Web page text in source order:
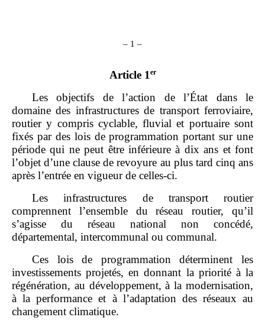
– 1 –
Article 1er
Les objectifs de l’action de l’État dans le
domaine des infrastructures de transport ferroviaire,
routier y compris cyclable, fluvial et portuaire sont
fixés par des lois de programmation portant sur une
période qui ne peut être inférieure à dix ans et font
l’objet d’une clause de revoyure au plus tard cinq ans
après l’entrée en vigueur de celles‑ci.
Les infrastructures de transport routier
comprennent l’ensemble du réseau routier, qu’il
s’agisse du réseau national non concédé,
départemental, intercommunal ou communal.
Ces lois de programmation déterminent les
investissements projetés, en donnant la priorité à la
régénération, au développement, à la modernisation,
à la performance et à l’adaptation des réseaux au
changement climatique.